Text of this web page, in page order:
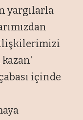
yargılarla
ilişkilerimizi
kazan'
içinde